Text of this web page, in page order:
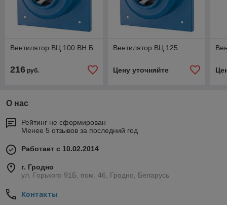
Вентилятор ВЦ 100 ВН Б
216 руб.
Вентилятор ВЦ 125
Цену уточняйте
О нас
Рейтинг не сформирован
Менее 5 отзывов за последний год
Работает с 10.02.2014
г. Гродно
ул. Горького 91Б, пом. 46, Гродно, Беларусь
Контакты